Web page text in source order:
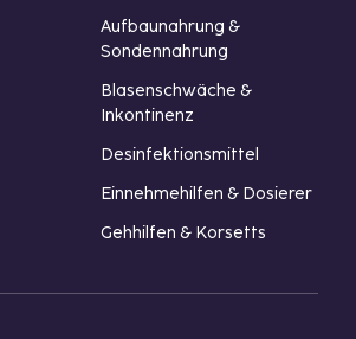
Aufbaunahrung &
Sondennahrung
Blasenschwäche &
Inkontinenz
Desinfektionsmittel
Einnehmehilfen & Dosierer
Gehhilfen & Korsetts